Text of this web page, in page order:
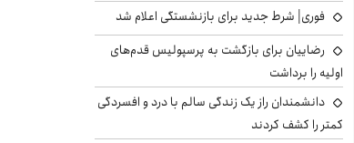
فوری| شرط جدید برای بازنشستگی اعلام شد
رضاییان برای بازگشت به پرسپولیس قدم‌های
اولیه را برداشت
دانشمندان راز یک زندگی سالم با درد و افسردگی
کمتر را کشف کردند